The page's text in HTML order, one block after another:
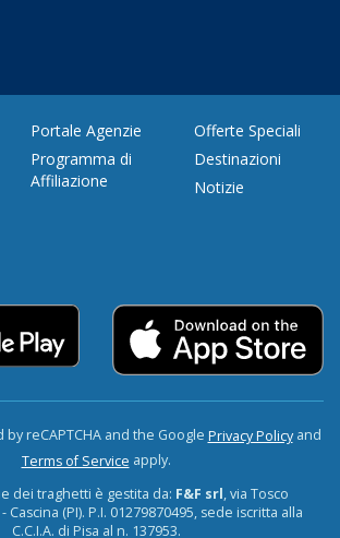
Portale Agenzie
Programma di
Affiliazione
Offerte Speciali
Destinazioni
Notizie
reCAPTCHA and the Google Privacy Policyand
Terms of Service apply.
dei traghetti è gestita da: F&F srl, via Tosco
Cascina (PI). P.I. 01279870495, sede iscritta alla
C.C.I.A. di Pisa al n. 137953.